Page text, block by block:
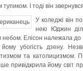
І тоді він
У коледжі він
нею Юджин
Елісон належала до
йому убогість дзену.
та католицизмом.
привідкрила йому світ